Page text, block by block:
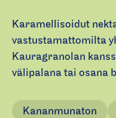
g
r
a
n
Karamellisoidut
vastustamattomilta
Kauragranolan
välipalana tai osana
Kananmunaton